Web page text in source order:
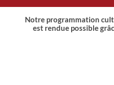
Notre programmation
est rendue possible